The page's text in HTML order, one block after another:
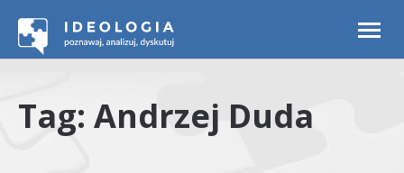
Tag: Andrzej Duda